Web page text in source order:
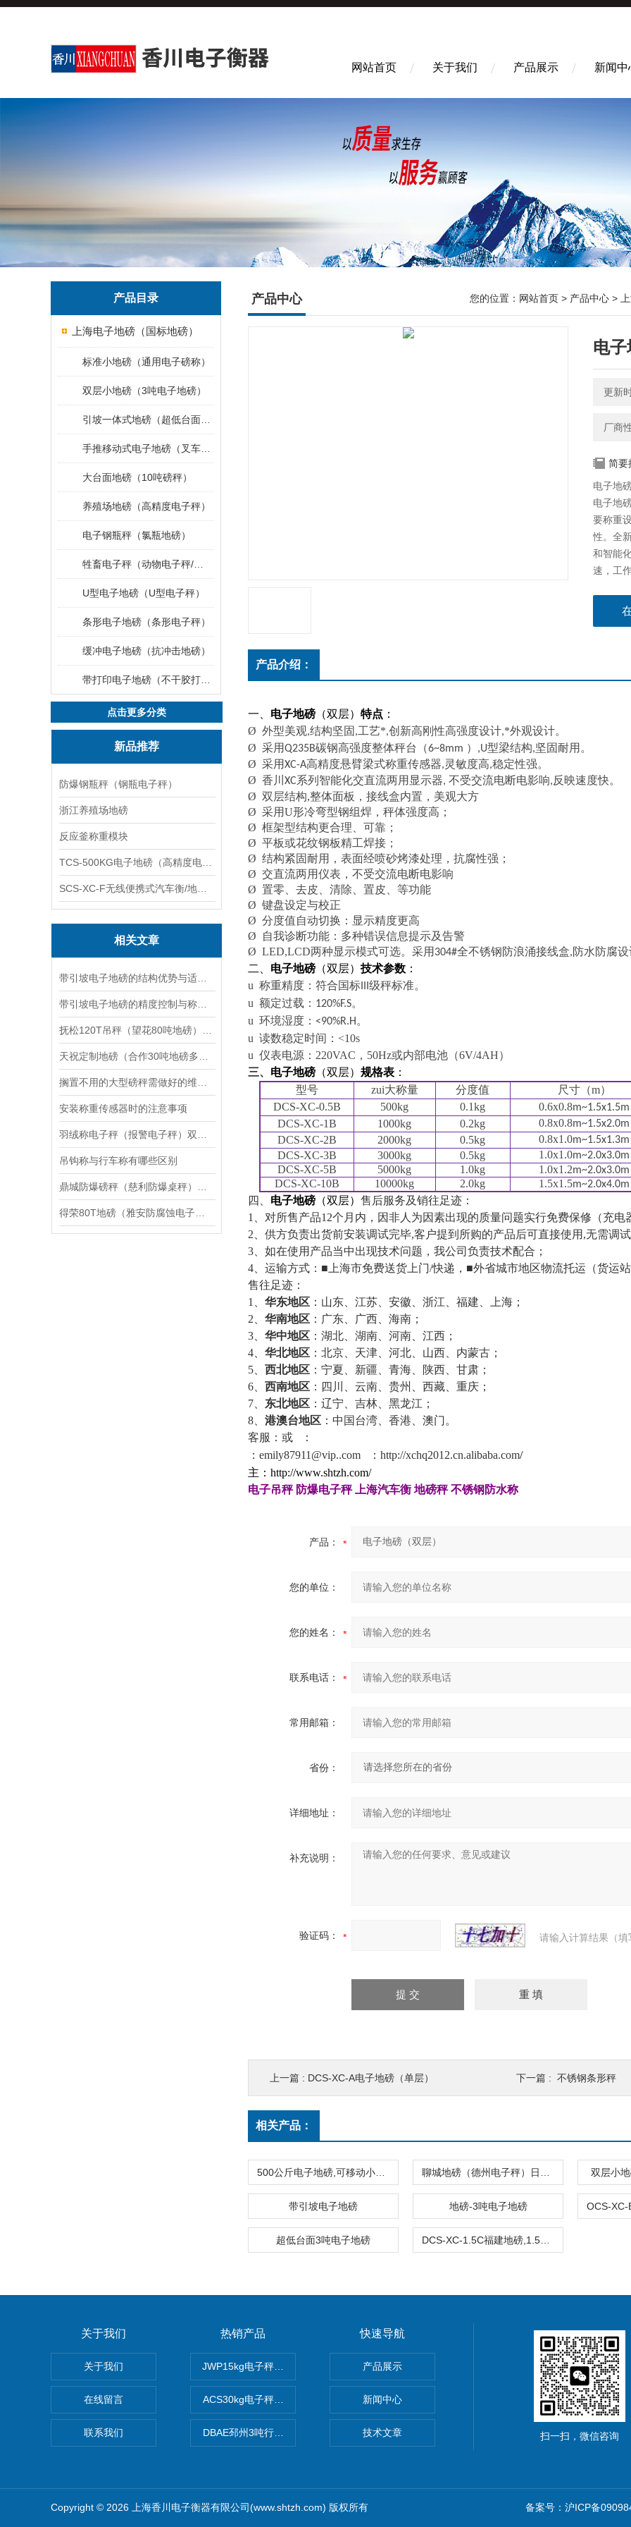
网站首页 关于我们 产品展示 新闻中
产品目录
上海电子地磅（国标地磅）
标准小地磅（通用电子磅称）
双层小地磅（3吨电子地磅）
大台面地磅（10吨磅秤）
养殖场地磅（高精度电子秤）
电子钢瓶秤（氯瓶地磅）
U型电子地磅（U型电子秤）
条形电子地磅（条形电子秤）
缓冲电子地磅（抗冲击地磅）
点击更多分类
新品推荐
防爆钢瓶秤（钢瓶电子秤）
浙江养殖场地磅
反应釜称重模块
相关文章
安装称重传感器时的注意事项
吊钩称与行车称有哪些区别
产品中心 您的位置： 网站首页 > 产品中心 >
电子
更新
厂商
简要
电子地
电子地
要称重
性。全
和智能
速，工
产品介绍：
一、 电子地磅 （双层） 特点 ：
Ø 外型美观,结构坚固 ,工艺*,创新高刚性高强度设计,*外观设计。
Ø 采用Q235B碳钢高强度整体秤台 （6~8mm ）,U型梁结构,坚固耐用。
Ø 采用XC-A高精度悬臂梁式称重传感器,灵敏度高,稳定性强。
Ø 香川 XC系列智能化交直流两用显示器, 不受交流电断电影响,反映速度快。
Ø 双层结构,整体面板，接线盒内置，美观大方
Ø 采用U形冷弯型钢组焊，秤体强度高；
Ø 框架型结构更合理、可靠；
Ø 平板或花纹钢板精工焊接；
Ø 结构紧固耐用，表面经喷砂烤漆处理，抗腐性强；
Ø 交直流两用仪表，不受交流电断电影响
Ø 置零、去皮、清除、置皮、等功能
Ø 键盘设定与校正
Ø 分度值自动切换：显示精度更高
Ø
自我诊断功能：多种错误信息提示及告警
Ø LED,LCD两种显示模式可选。 采用 304#全不锈钢防浪涌接线盒,防水防腐设
二、 电子地磅 （双层） 技术参数 ：
u 称重精度：符合国标
级秤标准。
u 额定过载： 120%F.S。
u 环境湿度： <90%R.H 。
u 读数稳定时间： <10s
u 仪表电源： 220VAC ， 50Hz或内部电池（6V/4AH）
三、 电子地磅 （双层） 规格表 ：
型号
zui大称量 分度值 尺寸（m）
DCS-XC-0.5B
500kg 0.1kg 0.6x0.8m~1.5x1.5m
DCS-XC-1B 1000kg 0.2kg 0.8x0.8m~1.5x2.0m
DCS-XC-2B 2000kg 0.5kg 0.8x1.0m~1.5x1.3m
DCS-XC-3B 3000kg 0.5kg 1.0x1.0m~2.0x3.0m
DCS-XC-5B 5000kg 1.0kg 1.0x1.2m~2.0x3.0m
DCS-XC-10B 10000kg 2.0kg 1.5x1.5m~2.0x4.0m
四、 电子地磅 （双层） 售后服务及销往足迹：
1
、对所售产品12个月内，因非人为因素出现的质量问题实行免费保修 （充电
2 、供方负责出货前安装调试完毕,客户提到所购的产品后可直接使用 ,无需调试
3 、如在使用产品当中出现技术问题，我公司负责技术配合；
4 、运输方式：■上海市免费送货上门/快递，■外省城市地区物流托运 （货运
售往足迹：
1
华东地区 ：山东、江苏、安徽、浙江、福建、上海；
2
华南地区 ：广东、广西、海南；
3
华中地区 ：湖北、湖南、河南、江西；
4
华北地区 ：北京、天津、河北、山西、内蒙古；
5
西北地区 ：宁夏、新疆、青海、陕西、甘肃；
6
西南地区 ：四川、云南、贵州、西藏、重庆；
7
东北地区 ：辽宁、吉林、黑龙江；
8
港澳台地区 ：中国台湾、香港、澳门。
客服： 或
：
： emily87911@vip..com ： http://xchq2012.cn.alibaba.com/
主： http://www.shtzh.com/
电子吊秤 防爆电子秤 上海汽车衡 地磅秤 不锈钢防水称
产品：
您的单位：
您的姓名：
联系电话：
常用邮箱：
省份：
详细地址：
补充说明：
验证码： 请输入计算结果（
上一篇 : DCS-XC-A电子地磅（单层） 下一篇 : 不锈钢条形秤
相关产品：
双层小
带引坡电子地磅 地磅-3吨电子地磅
超低台面3吨电子地磅
关于我们
关于我们
在线留言
联系我们
热销产品
JWP15kg电子秤价格,15公斤电子秤价钱,15KG电子称报价
ACS30kg电子秤价格,30公斤电子秤价钱,30KG电子称报价
DBAE邳州3吨行车电子吊秤、常州10吨行车电子吊秤、金坛15吨电子吊钩秤厂价优惠
快速导航
产品展示
新闻中心
技术文章 扫一扫，微信咨询
Copyright © 2026 上海香川电子衡器有限公司(www.shtzh.com) 版权所有 备案号：沪ICP备